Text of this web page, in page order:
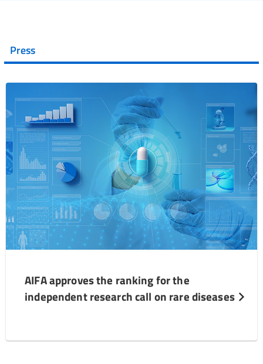
Press
AIFA approves the ranking for the
independent research call on rare diseases